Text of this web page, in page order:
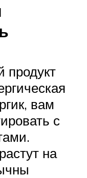
продукт
вам
с
на